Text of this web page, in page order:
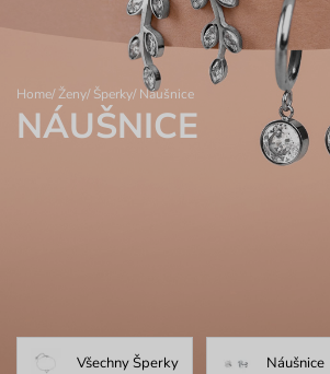
Home/Ženy/Šperky/Náušnice
NÁUŠNICE
Všechny Šperky Náušnice